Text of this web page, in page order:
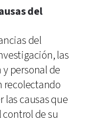
del
del
las
personal de
recolectando
las causas que
de su